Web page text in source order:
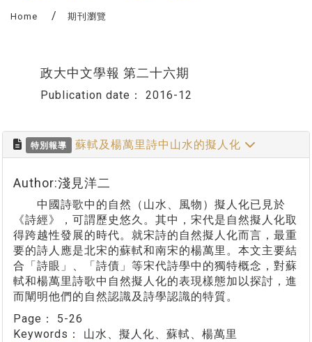
Home 期刊瀏覽
政大中文學報 第二十六期
Publication date： 2016-12
特別報導 蘇軾及楊萬里詩中山水的擬人化
Author:淺見洋二
中國詩歌中的自然（山水、風物）擬人化已見於
《詩經》，可謂歷史悠久。其中，宋代是自然擬人化取
得跨越性發展的時代。就宋詩的自然擬人化而言，最重
要的詩人應是北宋的蘇軾和南宋的楊萬里。本文主要結
合「詩眼」、「詩債」等宋代詩學中的獨特概念，對蘇
軾和楊萬里詩歌中自然擬人化的表現樣態加以探討，進
而闡明他們的自然認識及詩學認識的特質。
Page： 5-26
Keywords： 山水、擬人化、蘇軾、楊萬里